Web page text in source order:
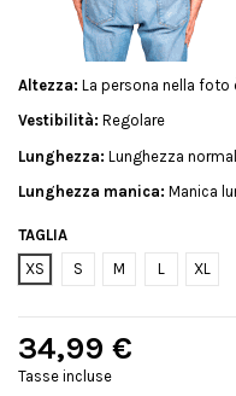
Altezza: La persona nella foto
Vestibilità: Regolare
Lunghezza: Lunghezza
Lunghezza manica: Manica
TAGLIA
XS
S M L XL
34,99 €
Tasse incluse